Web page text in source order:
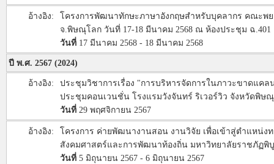
อ้างอิง:
โครงการพัฒนาทักษะภาษาอังกฤษสำหรับบุคลากร คณะพ
จ.พิษณุโลก วันที่ 17-18 มีนาคม 2568 ณ ห้องประชุม ฉ
วันที่ 17 มีนาคม 2568 - 18 มีนาคม 2568
ปี พ.ศ. 2567 (2024)
อ้างอิง:
ประชุมวิชาการเรื่อง "การบริหารจัดการในภาวะขาดแค
ประชุมคอนเวนชั่น โรงแรมวังจันทร์ ริเวอร์วิว จังหวัดพิษ
วันที่ 29 พฤศจิกายน 2567
อ้างอิง:
โครงการ ค่ายพัฒนางานสอน งานวิจัย เพื่อเข้าสู่ตำแหน่ง
สังคมศาสตร์และการพัฒนาท้องถิ่น มหาวิทยาลัยราชภัฏพิ
วันที่ 5 มิถุนายน 2567 - 6 มิถุนายน 2567